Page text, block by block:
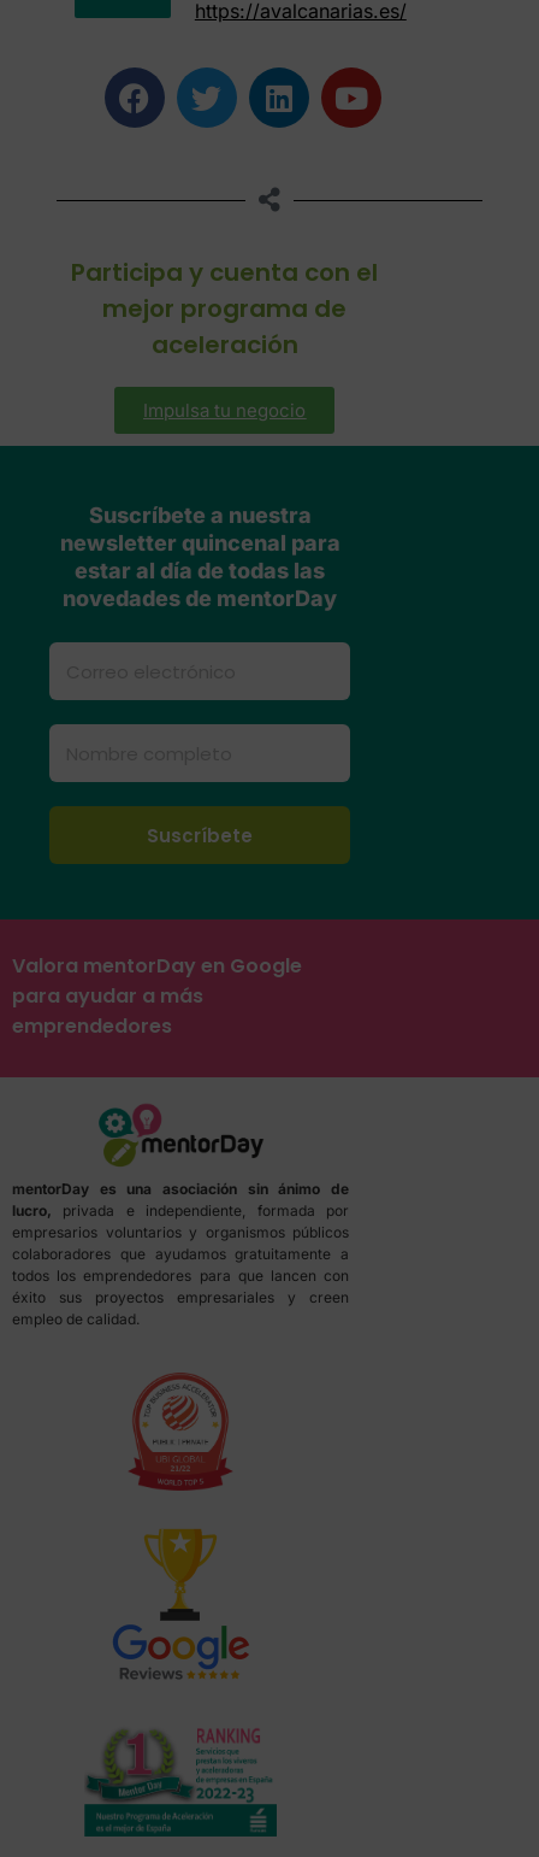
https://avalcanarias.es/
Participa y cuenta con el
mejor programa de
aceleración
Impulsa tu negocio
Suscríbete a nuestra
newsletter quincenal para
estar al día de todas las
novedades de mentorDay
Valora mentorDay en Google
para ayudar a más
emprendedores
mentorDay es una asociación sin ánimo de
lucro, privada e independiente, formada por
empresarios voluntarios y organismos públicos
colaboradores que ayudamos gratuitamente a
todos los emprendedores para que lancen con
éxito sus proyectos empresariales y creen
empleo de calidad.